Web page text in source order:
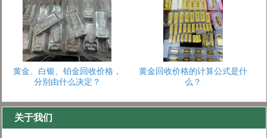
黄金、白银、铂金回收价格，
分别由什么决定？
黄金回收价格的计算公式是什
么？
关于我们